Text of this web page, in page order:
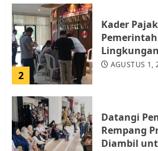
2
Kader
AGUSTUS 1,
Datangi
Rempang
Diambil